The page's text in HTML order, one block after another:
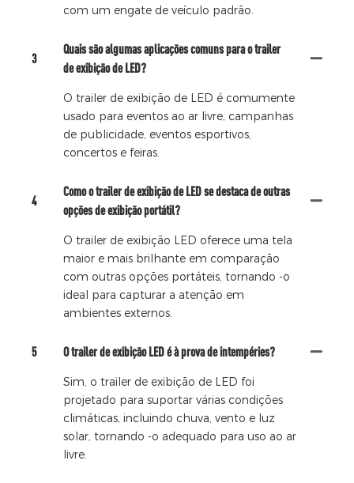
com um engate de veículo padrão.
3
Quais são algumas aplicações comuns para o trailer
de exibição de LED?
O trailer de exibição de LED é comumente
usado para eventos ao ar livre, campanhas
de publicidade, eventos esportivos,
concertos e feiras.
4
Como o trailer de exibição de LED se destaca de outras
opções de exibição portátil?
O trailer de exibição LED oferece uma tela
maior e mais brilhante em comparação
com outras opções portáteis, tornando -o
ideal para capturar a atenção em
ambientes externos.
5 O trailer de exibição LED é à prova de intempéries?
Sim, o trailer de exibição de LED foi
projetado para suportar várias condições
climáticas, incluindo chuva, vento e luz
solar, tornando -o adequado para uso ao ar
livre.